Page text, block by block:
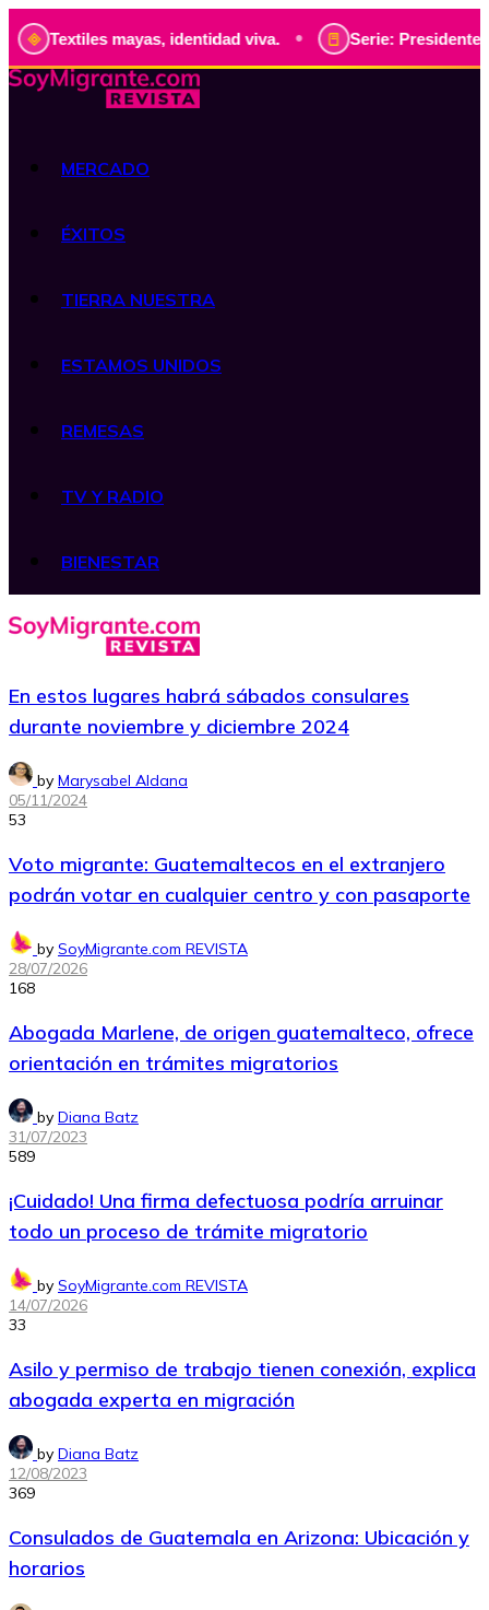
Textiles mayas, identidad viva. • Serie: Presidentes de
MERCADO
ÉXITOS
TIERRA NUESTRA
ESTAMOS UNIDOS
REMESAS
TV Y RADIO
BIENESTAR
En estos lugares habrá sábados consulares
durante noviembre y diciembre 2024
by Marysabel Aldana
05/11/2024
53
Voto migrante: Guatemaltecos en el extranjero
podrán votar en cualquier centro y con pasaporte
by SoyMigrante.com REVISTA
28/07/2026
168
Abogada Marlene, de origen guatemalteco, ofrece
orientación en trámites migratorios
by Diana Batz
31/07/2023
589
¡Cuidado! Una firma defectuosa podría arruinar
todo un proceso de trámite migratorio
by SoyMigrante.com REVISTA
14/07/2026
33
Asilo y permiso de trabajo tienen conexión, explica
abogada experta en migración
by Diana Batz
12/08/2023
369
Consulados de Guatemala en Arizona: Ubicación y
horarios